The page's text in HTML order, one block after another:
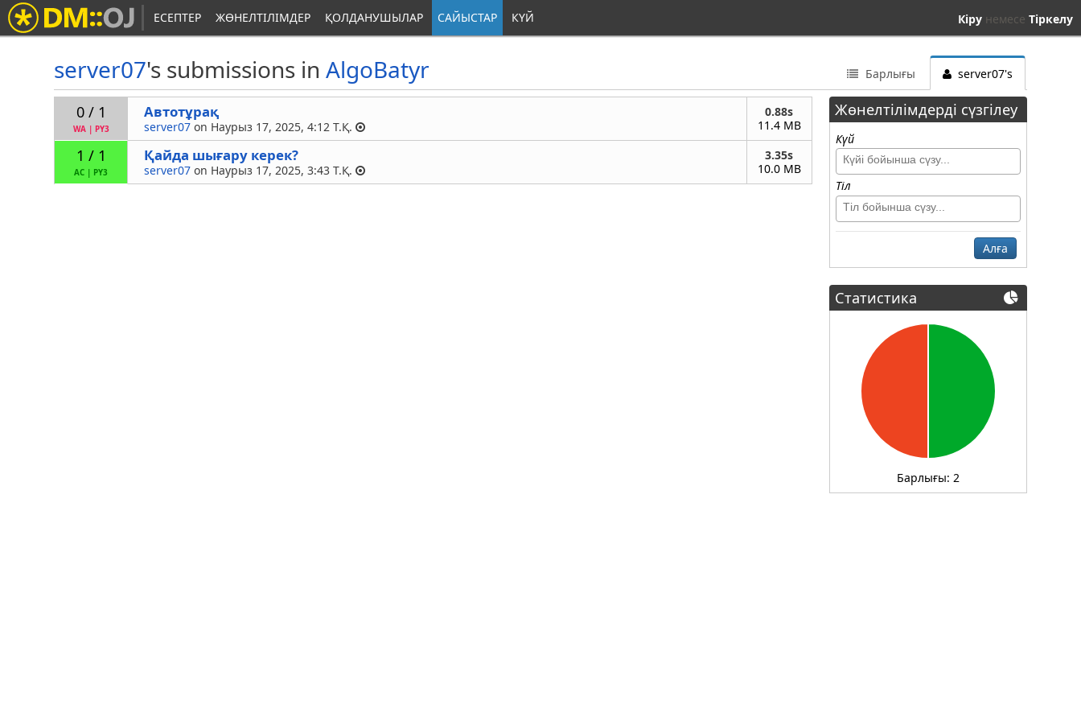
ЕСЕПТЕР ЖӨНЕЛТІЛІМДЕР ҚОЛДАНУШЫЛАР САЙЫСТАР КҮЙ Кіру немесе Тіркелу
server07's submissions inAlgoBatyr Барлығы server07's
Жөнелтілімдерді сүзгілеу
Күй
Тіл
Алға
Статистика
Барлығы: 2
0 / 1
WA| PY3
Автотұрақ
server07 on Наурыз 17, 2025, 4:12 Т.Қ.
0.88s
11.4 MB
1 / 1
AC | PY3
Қайда шығару керек?
server07 on Наурыз 17, 2025, 3:43 Т.Қ.
3.35s
10.0 MB